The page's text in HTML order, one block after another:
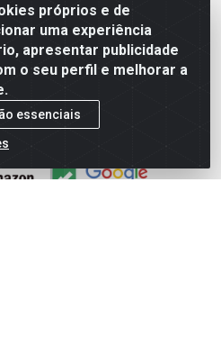
próprios e de
uma experiência
apresentar publicidade
o seu perfil e melhorar a
essenciais
nosso APP
Seguro